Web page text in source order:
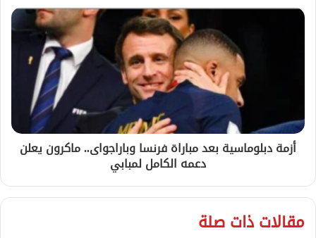
أزمة دبلوماسية بعد مباراة فرنسا وباراجواى.. ماكرون يعلن
دعمه الكامل لمبابي
مقالات ذات صلة